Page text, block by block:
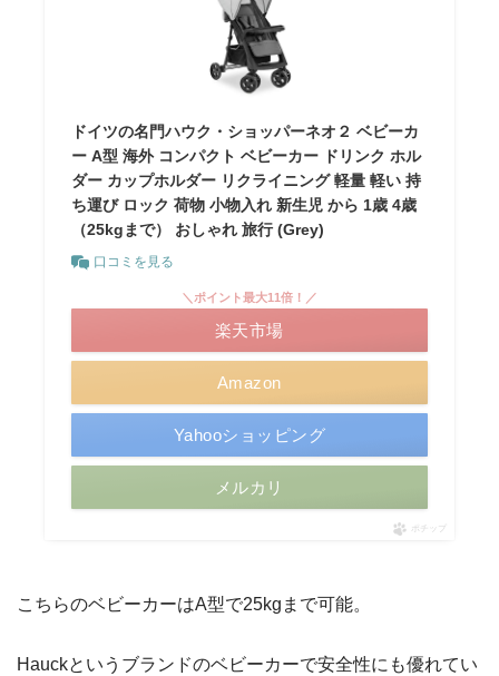
ドイツの名門ハウク・ショッパーネオ２ ベビーカ
ー A型 海外 コンパクト ベビーカー ドリンク ホル
ダー カップホルダー リクライニング 軽量 軽い 持
ち運び ロック 荷物 小物入れ 新生児 から 1歳 4歳
（25kgまで） おしゃれ 旅行 (Grey)
口コミを見る
Amazon
＼ポイント最大11倍！／
楽天市場
Yahooショッピング
メルカリ
ポチップ
こちらのベビーカーはA型で25kgまで可能。
Hauckというブランドのベビーカーで安全性にも優れてい